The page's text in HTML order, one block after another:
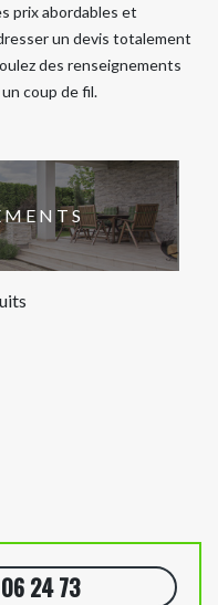
prix abordables et
un devis totalement
des renseignements
coup de fil.
24 73